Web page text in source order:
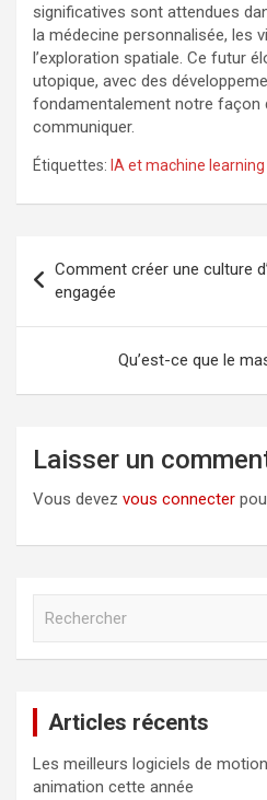
significatives sont attendues
la médecine personnalisée, les
l’exploration spatiale. Ce futur
utopique, avec des
fondamentalement notre façon
communiquer.
Étiquettes: IA et machine learning
de
l’article
Comment créer une culture
engagée
Qu’est-ce que le
Laisser un
Vous devez vous connecter
c
h
e
Articles récents
Les meilleurs logiciels de
animation cette année